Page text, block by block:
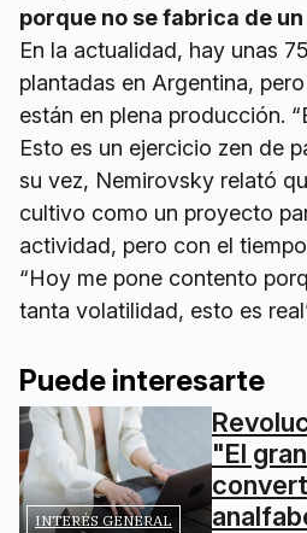
porque no se fabrica de
En la actualidad, hay unas
plantadas en Argentina,
están en plena producción.
Esto es un ejercicio zen de
su vez, Nemirovsky relató
cultivo como un proyecto
actividad, pero con el
“Hoy me pone contento
tanta volatilidad, esto es
Puede interesarte
INTERÉS GENERAL
"El